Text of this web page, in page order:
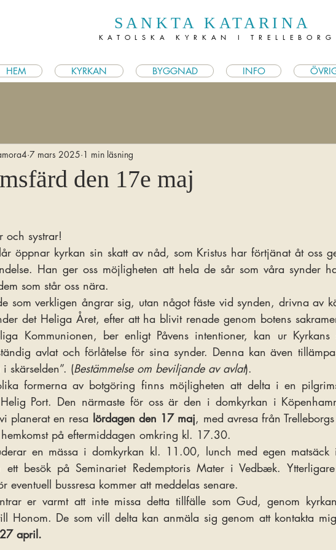
SANKTA KATARINA
KATOLSKA KYRKAN I TRELLEBORG
HEM KYRKAN BYGGNAD INFO
den 17e maj
7 mars 2025 1 min läsning
och systrar!
öppnar kyrkan sin skatt av nåd, som Kristus har förtjänat åt oss
Han ger oss möjligheten att hela de sår som våra synder
som står oss nära.
som verkligen ångrar sig, utan något fäste vid synden, drivna av
det Heliga Året, efter att ha blivit renade genom botens
Kommunionen, ber enligt Påvens intentioner, kan ur Kyrkans
avlat och förlåtelse för sina synder. Denna kan även
skärselden”. (Bestämmelse om beviljande av avlat).
formerna av botgöring finns möjligheten att delta i en
Port. Den närmaste för oss är den i domkyrkan i
planerat en resa lördagen den 17 maj, med avresa från
på eftermiddagen omkring kl. 17.30.
en mässa i domkyrkan kl. 11.00, lunch med egen matsäck
ett besök på Seminariet Redemptoris Mater i Vedbæk.
eventuell bussresa kommer att meddelas senare.
er varmt att inte missa detta tillfälle som Gud, genom
april.